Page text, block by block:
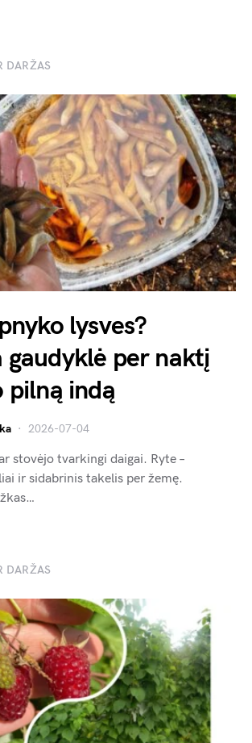
DARŽAS
lysves?
gaudyklė per naktį
pilną indą
2026-07-04
stovėjo tvarkingi daigai. Ryte –
ir sidabrinis takelis per žemę.
DARŽAS